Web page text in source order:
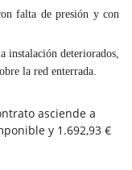
falta de presión y con
instalación deteriorados,
la red enterrada.
asciende a
y 1.692,93 €